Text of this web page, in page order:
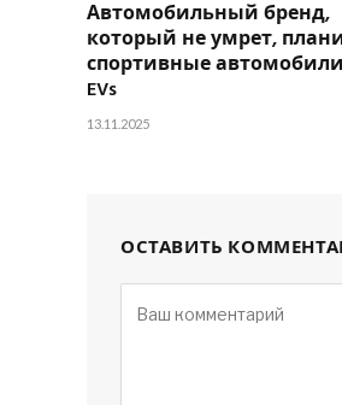
Автомобильный бренд,
который не умрет,
спортивные
EVs
13.11.2025
ОСТАВИТЬ